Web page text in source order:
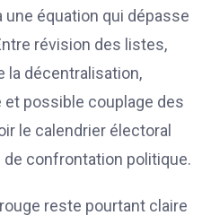
une équation qui dépasse
révision des listes,
la décentralisation,
et possible couplage des
le calendrier électoral
confrontation politique.
reste pourtant claire